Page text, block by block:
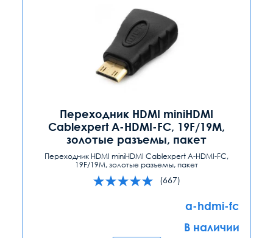
Переходник HDMI miniHDMI
Cablexpert A-HDMI-FC, 19F/19M,
золотые разъемы, пакет
Переходник HDMI miniHDMI Cablexpert A-HDMI-FC,
19F/19M, золотые разъемы, пакет
(667)
a-hdmi-fc
В наличии